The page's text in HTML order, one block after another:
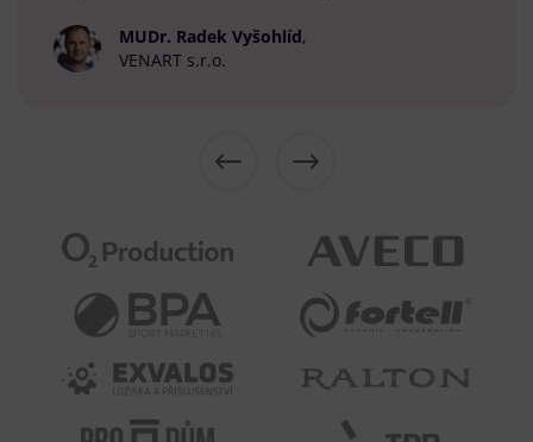
MUDr. Radek Vyšohlíd,
VENART s.r.o.